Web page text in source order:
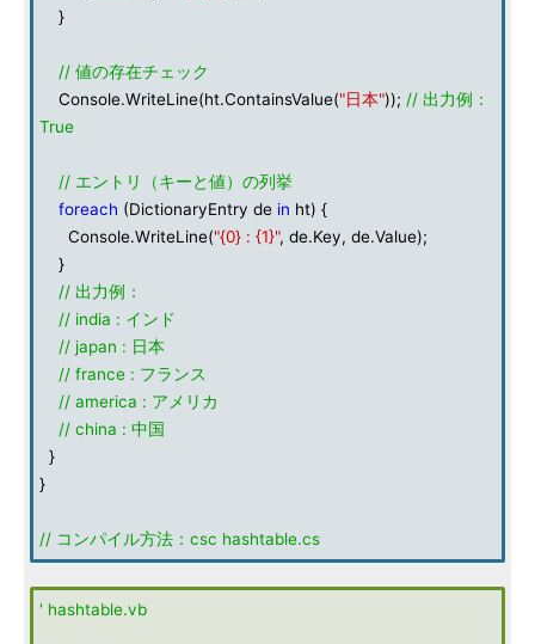
}
// 値の存在チェック
Console.WriteLine(ht.ContainsValue("日本")); // 出力例：
True
// エントリ（キーと値）の列挙
foreach (DictionaryEntry de in ht) {
Console.WriteLine("{0} : {1}", de.Key, de.Value);
}
// 出力例：
// india : インド
// japan : 日本
// france : フランス
// america : アメリカ
// china : 中国
}
}
// コンパイル方法：csc hashtable.cs
' hashtable.vb